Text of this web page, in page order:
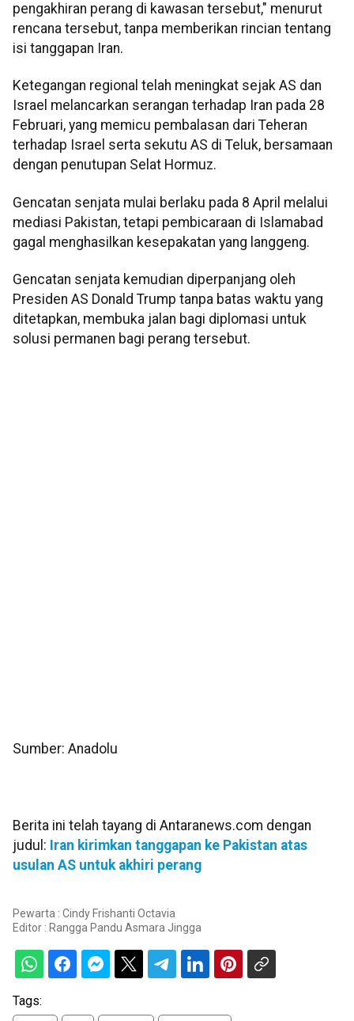
pengakhiran perang di kawasan tersebut," menurut
rencana tersebut, tanpa memberikan rincian tentang
isi tanggapan Iran.
Ketegangan regional telah meningkat sejak AS dan
Israel melancarkan serangan terhadap Iran pada 28
Februari, yang memicu pembalasan dari Teheran
terhadap Israel serta sekutu AS di Teluk, bersamaan
dengan penutupan Selat Hormuz.
Gencatan senjata mulai berlaku pada 8 April melalui
mediasi Pakistan, tetapi pembicaraan di Islamabad
gagal menghasilkan kesepakatan yang langgeng.
Gencatan senjata kemudian diperpanjang oleh
Presiden AS Donald Trump tanpa batas waktu yang
ditetapkan, membuka jalan bagi diplomasi untuk
solusi permanen bagi perang tersebut.
Sumber: Anadolu
Berita ini telah tayang di Antaranews.com dengan
judul: Iran kirimkan tanggapan ke Pakistan atas
usulan AS untuk akhiri perang
Pewarta : Cindy Frishanti Octavia
Editor : Rangga Pandu Asmara Jingga
Tags: